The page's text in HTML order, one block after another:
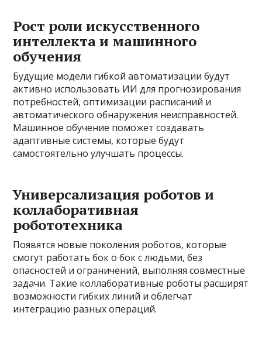
Рост роли искусственного
интеллекта и машинного
обучения
Будущие модели гибкой автоматизации будут
активно использовать ИИ для прогнозирования
потребностей, оптимизации расписаний и
автоматического обнаружения неисправностей.
Машинное обучение поможет создавать
адаптивные системы, которые будут
самостоятельно улучшать процессы.
Универсализация роботов и
коллаборативная
робототехника
Появятся новые поколения роботов, которые
смогут работать бок о бок с людьми, без
опасностей и ограничений, выполняя совместные
задачи. Такие коллаборативные роботы расширят
возможности гибких линий и облегчат
интеграцию разных операций.